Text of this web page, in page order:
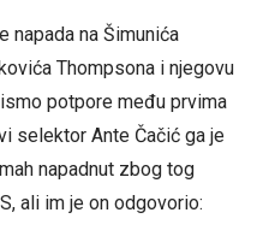
napada na Šimunića
Thompsona i njegovu
potpore među prvima
selektor Ante Čačić ga je
napadnut zbog tog
ali im je on odgovorio: